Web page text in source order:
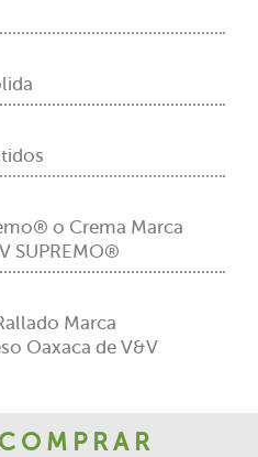
o Crema Marca
SUPREMO®
Marca
Oaxaca de V&V